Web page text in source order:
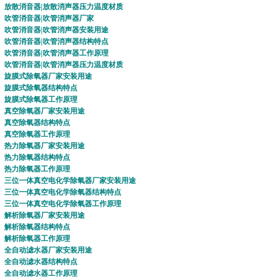
放散消音器 放散消声器压力温度材质
吹管消音器 吹管消声器厂家
吹管消音器 吹管消声器安装用途
吹管消音器 吹管消声器结构特点
吹管消音器 吹管消声器工作原理
吹管消音器 吹管消声器压力温度材质
旋膜式除氧器厂家安装用途
旋膜式除氧器结构特点
旋膜式除氧器工作原理
真空除氧器厂家安装用途
真空除氧器结构特点
真空除氧器工作原理
热力除氧器厂家安装用途
热力除氧器结构特点
热力除氧器工作原理
三位一体真空电化学除氧器厂家安装用途
三位一体真空电化学除氧器结构特点
三位一体真空电化学除氧器工作原理
解析除氧器厂家安装用途
解析除氧器结构特点
解析除氧器工作原理
全自动滤水器厂家安装用途
全自动滤水器结构特点
全自动滤水器工作原理